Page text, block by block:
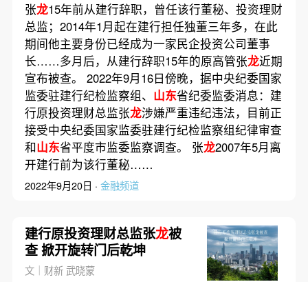
张龙15年前从建行辞职，曾任该行董秘、投资理财
总监；2014年1月起在建行担任独董三年多，在此
期间他主要身份已经成为一家民企投资公司董事
长……多月后，从建行辞职15年的原高管张龙近期
宣布被查。 2022年9月16日傍晚，据中央纪委国家
监委驻建行纪检监察组、 山东省纪委监委消息：建
行原投资理财总监张龙涉嫌严重违纪违法，目前正
接受中央纪委国家监委驻建行纪检监察组纪律审查
和山东省平度市监委监察调查。 张龙2007年5月离
开建行前为该行董秘……
2022年9月20日 · 金融频道
建行原投资理财总监张龙被
查 掀开旋转门后乾坤
文｜财新 武晓蒙